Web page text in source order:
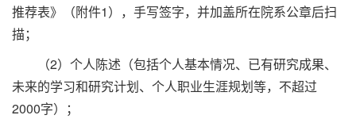
推荐表》（附件1），手写签字，并加盖所在院系公章后扫
描；
（2）个人陈述（包括个人基本情况、已有研究成果、
未来的学习和研究计划、个人职业生涯规划等，不超过
2000字）；